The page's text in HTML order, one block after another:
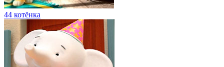
44 котёнка